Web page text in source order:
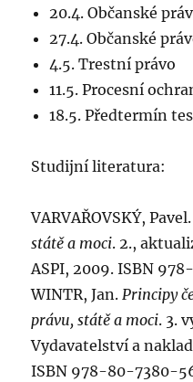
20.4. Občanské
27.4. Občanské
4.5. Trestní právo
11.5. Procesní
18.5. Předtermín
Studijní literatura:
VARVAŘOVSKÝ,
státě a moci. 2.,
ASPI, 2009. ISBN
WINTR, Jan.Principy
právu, státě a moci. 3.
Vydavatelství a
ISBN 978-80-7380-